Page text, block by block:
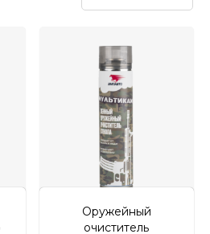
Оружейный
очиститель